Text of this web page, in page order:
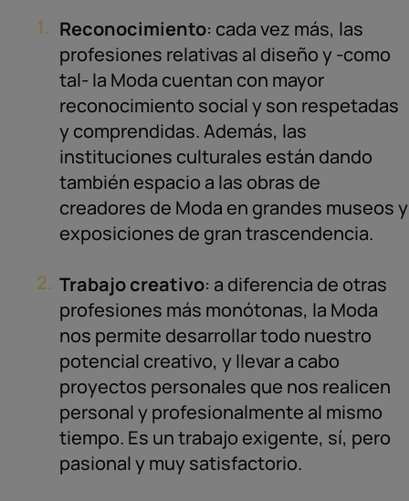
Reconocimiento: cada vez más, las
profesiones relativas al diseño y -como
tal- la Moda cuentan con mayor
reconocimiento social y son respetadas
y comprendidas. Además, las
instituciones culturales están dando
también espacio a las obras de
creadores de Moda en grandes museos y
exposiciones de gran trascendencia.
Trabajo creativo: a diferencia de otras
profesiones más monótonas, la Moda
nos permite desarrollar todo nuestro
potencial creativo, y llevar a cabo
proyectos personales que nos realicen
personal y profesionalmente al mismo
tiempo. Es un trabajo exigente, sí, pero
pasional y muy satisfactorio.